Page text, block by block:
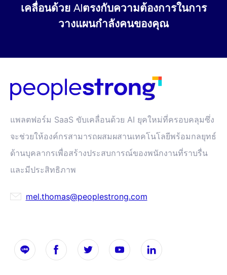
เคลื่อนด้วย AIตรงกับความต้องการในการ
วางแผนกำลังคนของคุณ
แพลตฟอร์ม SaaS ขับเคลื่อนด้วย AI ยุคใหม่ที่ครอบคลุมซึ่ง
จะช่วยให้องค์กรสามารถผสมผสานเทคโนโลยีพร้อมกลยุทธ์
ด้านบุคลากรเพื่อสร้างประสบการณ์ของพนักงานที่ราบรื่น
และมีประสิทธิภาพ
mel.thomas@peoplestrong.com